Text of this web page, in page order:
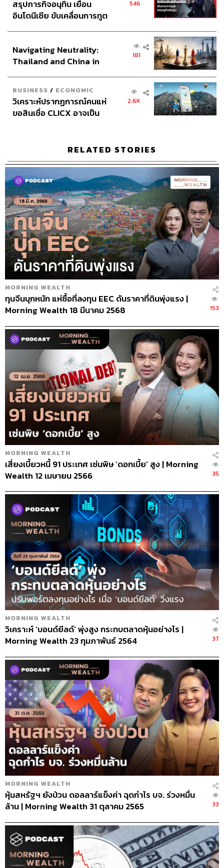
สรุปภารกิจอนุทิน เยือน
อินโดนีเซีย ขับเคลื่อนการทูต
อินโดนีเซีย
546
Navigating Neutrality:
Thailand and China in
181
BUSINESS / ECONOMIC
วิเคราะห์ปรากฏการณ์คนแห่
ขอสินเชื่อ CLICX อาจเป็น
2.6K
RELATED STORIES
MORNING WEALTH
ทุนจีนบุกหนัก แห่ซื้อที่ลงทุน EEC ดันราคาที่ดินพุ่งแรง |
Morning Wealth 18 มีนาคม 2568
153
MORNING WEALTH
เสี่ยงเบี้ยวหนี้ 91 ประเทศ เซ่นพิษ ‘ดอกเบี้ย’ สูง | Morning
Wealth 12 เมษายน 2566
35
MORNING WEALTH
วิเคราะห์ ‘บอนด์ยีลด์’ พุ่งสูง กระทบตลาดหุ้นอย่างไร |
Morning Wealth 23 กุมภาพันธ์ 2564
37
MORNING WEALTH
หุ้นสหรัฐฯ ยังป่วน ดอลลาร์แข็งค่า ฉุดกำไร บจ. ร่วงหมื่น
ล้าน | Morning Wealth 31 ตุลาคม 2565
33